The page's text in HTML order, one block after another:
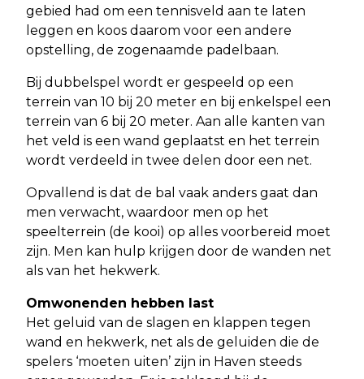
gebied had om een tennisveld aan te laten
leggen en koos daarom voor een andere
opstelling, de zogenaamde padelbaan.
Bij dubbelspel wordt er gespeeld op een
terrein van 10 bij 20 meter en bij enkelspel een
terrein van 6 bij 20 meter. Aan alle kanten van
het veld is een wand geplaatst en het terrein
wordt verdeeld in twee delen door een net.
Opvallend is dat de bal vaak anders gaat dan
men verwacht, waardoor men op het
speelterrein (de kooi) op alles voorbereid moet
zijn. Men kan hulp krijgen door de wanden net
als van het hekwerk.
Omwonenden hebben last
Het geluid van de slagen en klappen tegen
wand en hekwerk, net als de geluiden die de
spelers ‘moeten uiten’ zijn in Haven steeds